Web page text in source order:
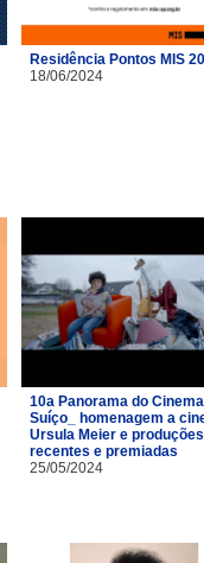
Residência Pontos MIS
18/06/2024
10a Panorama do Cinema
Suíço_ homenagem a
Ursula Meier e produções
recentes e premiadas
25/05/2024